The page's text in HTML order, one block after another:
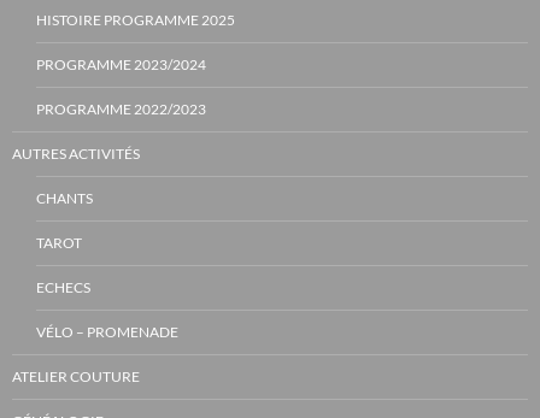
HISTOIRE PROGRAMME 2025
PROGRAMME 2023/2024
PROGRAMME 2022/2023
AUTRES ACTIVITÉS
CHANTS
TAROT
ECHECS
VÉLO – PROMENADE
ATELIER COUTURE